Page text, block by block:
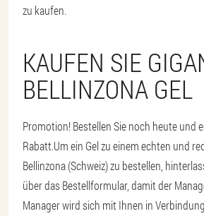
zu kaufen.
KAUFEN SIE
BELLINZONA GEL
Promotion! Bestellen Sie noch heute und
Rabatt.Um ein Gel zu einem echten und
Bellinzona (Schweiz) zu bestellen,
über das Bestellformular, damit der
Manager wird sich mit Ihnen in